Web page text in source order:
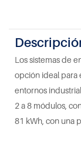
Los sistemas de
opción ideal para
entornos
2 a 8 módulos,
81 kWh, con una